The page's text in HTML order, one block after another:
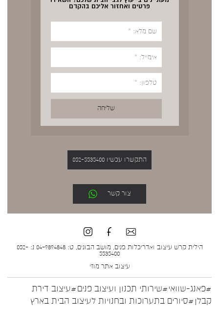
פרטים ואחזור אליכם בהקדם
התקשרו עכשיו 052-5535400
צור קשר
הילית קרש עיצוב ואדריכלות פנים, מושב הבונים, ט: 04-9894848 נ: 052-
5535400
עיצוב אתר מוזי
#פאנג-שוואי#שירותי תכנון ועיצוב פנים#עיצוב דירת
קבלן #סיורים בתערוכות ובחנויות לעיצוב הבית בארץ